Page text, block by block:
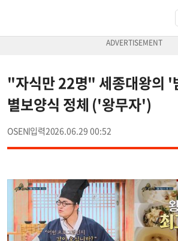
"자식만 22명" 세종대왕의 '
별보양식 정체 ('왕무자')
OSEN 2026.06.29 00:52